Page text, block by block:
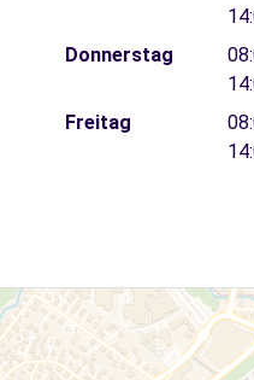
Donnerstag
Freitag